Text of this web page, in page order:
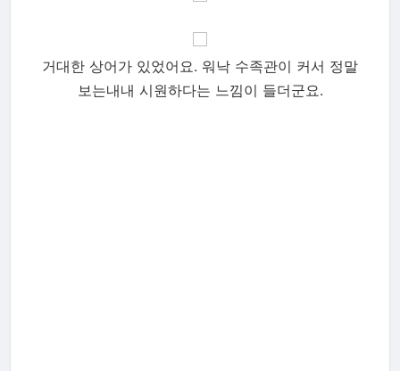
거대한 상어가 있었어요. 워낙 수족관이 커서 정말
보는내내 시원하다는 느낌이 들더군요.